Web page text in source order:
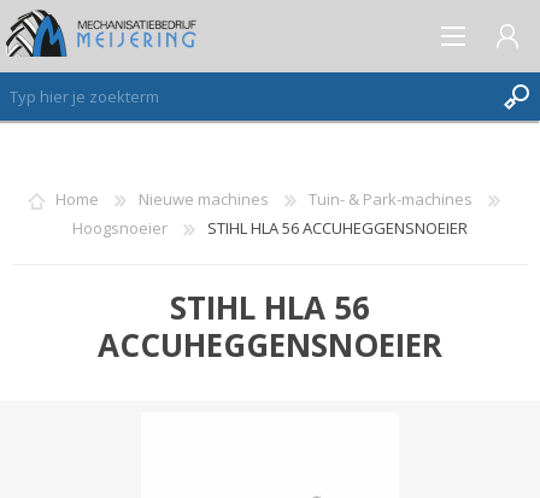
AANMELDEN ALS NIEUWE KLANT
INLOGGEN
Home Nieuwe machines
Tuin- & Park-machines
Hoogsnoeier
STIHL HLA 56 ACCUHEGGENSNOEIER
STIHL HLA 56
ACCUHEGGENSNOEIER